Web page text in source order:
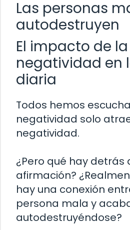
Las personas
autodestruyen
El impacto de la
negatividad en
diaria
Todos hemos
negatividad solo
negatividad.
¿Pero qué hay detrás
afirmación?
hay una conexión
persona mala y
autodestruyéndose?